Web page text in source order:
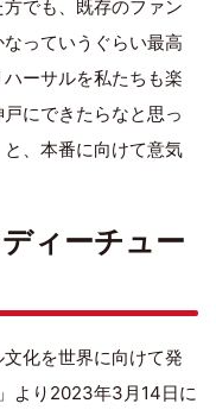
でも、既存のファン
っていうぐらい最高
ーサルを私たちも楽
にできたらなと思っ
、本番に向けて意気
ィーチュー
化を世界に向けて発
より2023年3月14日に